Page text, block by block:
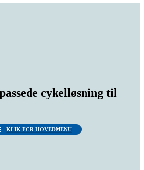
cykelløsning til
KLIK FOR HOVEDMENU